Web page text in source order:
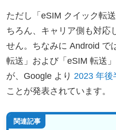
ただし「eSIM クイック転
ちろん、キャリア側も対応
せん。ちなみに Android で
転送」および「eSIM 転送
が、Google より 2023 年後
ことが発表されています。
関連記事